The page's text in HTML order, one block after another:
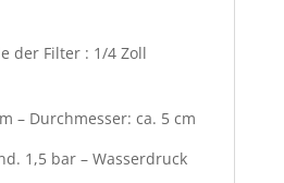
der Filter : 1/4 Zoll
– Durchmesser: ca. 5 cm
1,5 bar – Wasserdruck